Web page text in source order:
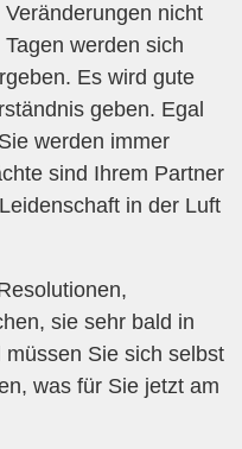
nicht
werden sich
Es wird gute
geben. Egal
werden immer
sind Ihrem Partner
in der Luft
sie sehr bald in
Sie sich selbst
was für Sie jetzt am